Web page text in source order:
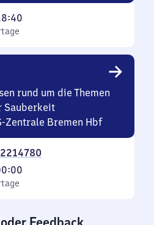
rund um die Themen
Sauberkeit
Zentrale Bremen Hbf